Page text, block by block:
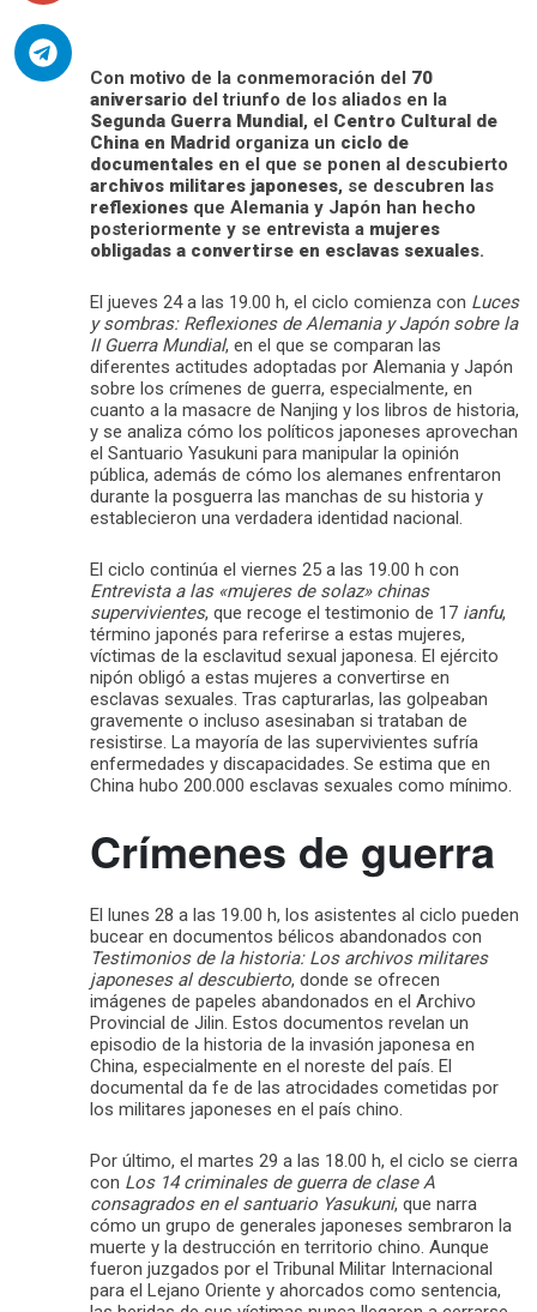
Con motivo de la conmemoración del 70
aniversario del triunfo de los aliados en la
Segunda Guerra Mundial, el Centro Cultural de
China en Madrid organiza un ciclo de
documentales en el que se ponen al descubierto
archivos militares japoneses, se descubren las
reflexiones que Alemania y Japón han hecho
posteriormente y se entrevista a mujeres
obligadas a convertirse en esclavas sexuales.
El jueves 24 a las 19.00 h, el ciclo comienza con Luces
y sombras: Reflexiones de Alemania y Japón sobre la
II Guerra Mundial, en el que se comparan las
diferentes actitudes adoptadas por Alemania y Japón
sobre los crímenes de guerra, especialmente, en
cuanto a la masacre de Nanjing y los libros de historia,
y se analiza cómo los políticos japoneses aprovechan
el Santuario Yasukuni para manipular la opinión
pública, además de cómo los alemanes enfrentaron
durante la posguerra las manchas de su historia y
establecieron una verdadera identidad nacional.
El ciclo continúa el viernes 25 a las 19.00 h con
Entrevista a las «mujeres de solaz» chinas
supervivientes, que recoge el testimonio de 17 ianfu,
término japonés para referirse a estas mujeres,
víctimas de la esclavitud sexual japonesa. El ejército
nipón obligó a estas mujeres a convertirse en
esclavas sexuales. Tras capturarlas, las golpeaban
gravemente o incluso asesinaban si trataban de
resistirse. La mayoría de las supervivientes sufría
enfermedades y discapacidades. Se estima que en
China hubo 200.000 esclavas sexuales como mínimo.
Crímenes de guerra
El lunes 28 a las 19.00 h, los asistentes al ciclo pueden
bucear en documentos bélicos abandonados con
Testimonios de la historia: Los archivos militares
japoneses al descubierto, donde se ofrecen
imágenes de papeles abandonados en el Archivo
Provincial de Jilin. Estos documentos revelan un
episodio de la historia de la invasión japonesa en
China, especialmente en el noreste del país. El
documental da fe de las atrocidades cometidas por
los militares japoneses en el país chino.
Por último, el martes 29 a las 18.00 h, el ciclo se cierra
con Los 14 criminales de guerra de clase A
consagrados en el santuario Yasukuni, que narra
cómo un grupo de generales japoneses sembraron la
muerte y la destrucción en territorio chino. Aunque
fueron juzgados por el Tribunal Militar Internacional
para el Lejano Oriente y ahorcados como sentencia,